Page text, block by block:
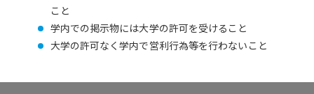
こと
学内での掲示物には大学の許可を受けること
大学の許可なく学内で営利行為等を行わないこと